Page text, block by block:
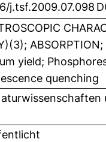
j.tsf.2009.07.098
yield;
quenching